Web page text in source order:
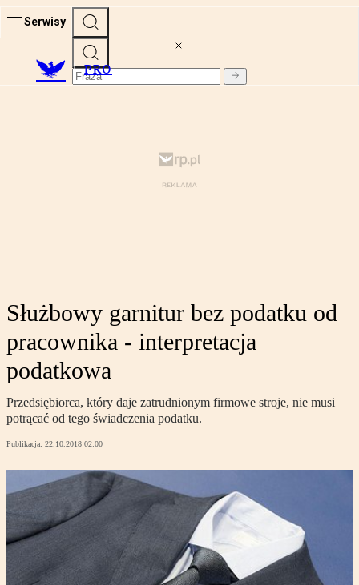
Serwisy
PRO
Służbowy garnitur bez podatku od
pracownika - interpretacja
podatkowa
Przedsiębiorca, który daje zatrudnionym firmowe stroje, nie musi
potrącać od tego świadczenia podatku.
Publikacja: 22.10.2018 02:00